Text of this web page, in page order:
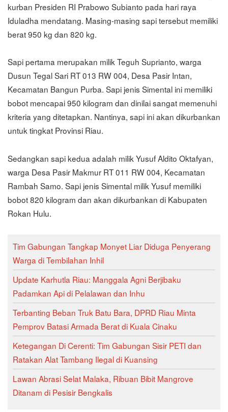
kurban Presiden RI Prabowo Subianto pada hari raya
Iduladha mendatang. Masing-masing sapi tersebut memiliki
berat 950 kg dan 820 kg.
Sapi pertama merupakan milik Teguh Suprianto, warga
Dusun Tegal Sari RT 013 RW 004, Desa Pasir Intan,
Kecamatan Bangun Purba. Sapi jenis Simental ini memiliki
bobot mencapai 950 kilogram dan dinilai sangat memenuhi
kriteria yang ditetapkan. Nantinya, sapi ini akan dikurbankan
untuk tingkat Provinsi Riau.
Sedangkan sapi kedua adalah milik Yusuf Aldito Oktafyan,
warga Desa Pasir Makmur RT 011 RW 004, Kecamatan
Rambah Samo. Sapi jenis Simental milik Yusuf memiliki
bobot 820 kilogram dan akan dikurbankan di Kabupaten
Rokan Hulu.
Tim Gabungan Tangkap Monyet Liar Diduga Penyerang
Warga di Tembilahan Inhil
Update Karhutla Riau: Manggala Agni Berjibaku
Padamkan Api di Pelalawan dan Inhu
Terbanting Beban Truk Batu Bara, DPRD Riau Minta
Pemprov Batasi Armada Berat di Kuala Cinaku
Ketegangan Di Cerenti: Tim Gabungan Sisir PETI dan
Ratakan Alat Tambang Ilegal di Kuansing
Lawan Abrasi Selat Malaka, Ribuan Bibit Mangrove
Ditanam di Pesisir Bengkalis